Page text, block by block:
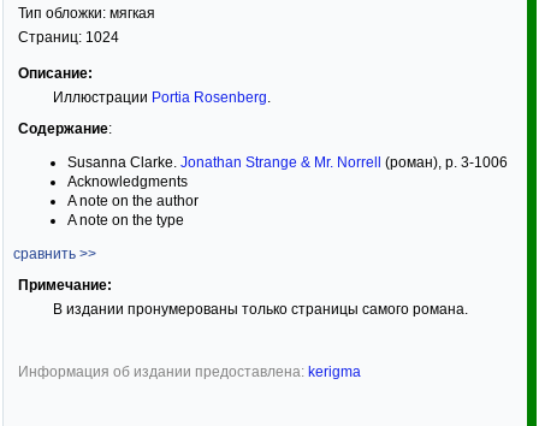
Тип обложки: мягкая
Страниц: 1024
Описание:
Иллюстрации Portia Rosenberg.
Содержание:
Susanna Clarke. Jonathan Strange & Mr. Norrell
(роман), p. 3-1006
Acknowledgments
A note on the author
A note on the type
сравнить >>
Примечание:
В издании пронумерованы только страницы самого романа.
Информация об издании предоставлена: kerigma